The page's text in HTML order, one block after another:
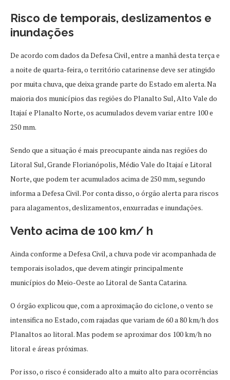
Risco de temporais, deslizamentos e
inundações
De acordo com dados da Defesa Civil, entre a manhã desta terça e
a noite de quarta-feira, o território catarinense deve ser atingido
por muita chuva, que deixa grande parte do Estado em alerta. Na
maioria dos municípios das regiões do Planalto Sul, Alto Vale do
Itajaí e Planalto Norte, os acumulados devem variar entre 100 e
250 mm.
Sendo que a situação é mais preocupante ainda nas regiões do
Litoral Sul, Grande Florianópolis, Médio Vale do Itajaí e Litoral
Norte, que podem ter acumulados acima de 250 mm, segundo
informa a Defesa Civil. Por conta disso, o órgão alerta para riscos
para alagamentos, deslizamentos, enxurradas e inundações.
Vento acima de 100 km/ h
Ainda conforme a Defesa Civil, a chuva pode vir acompanhada de
temporais isolados, que devem atingir principalmente
municípios do Meio-Oeste ao Litoral de Santa Catarina.
O órgão explicou que, com a aproximação do ciclone, o vento se
intensifica no Estado, com rajadas que variam de 60 a 80 km/h dos
Planaltos ao litoral. Mas podem se aproximar dos 100 km/h no
litoral e áreas próximas.
Por isso, o risco é considerado alto a muito alto para ocorrências